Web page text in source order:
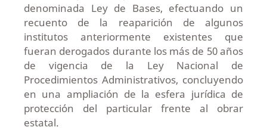
denominada Ley de Bases, efectuando un
recuento de la reaparición de algunos
institutos anteriormente existentes que
fueran derogados durante los más de 50 años
de vigencia de la Ley Nacional de
Procedimientos Administrativos, concluyendo
en una ampliación de la esfera jurídica de
protección del particular frente al obrar
estatal.